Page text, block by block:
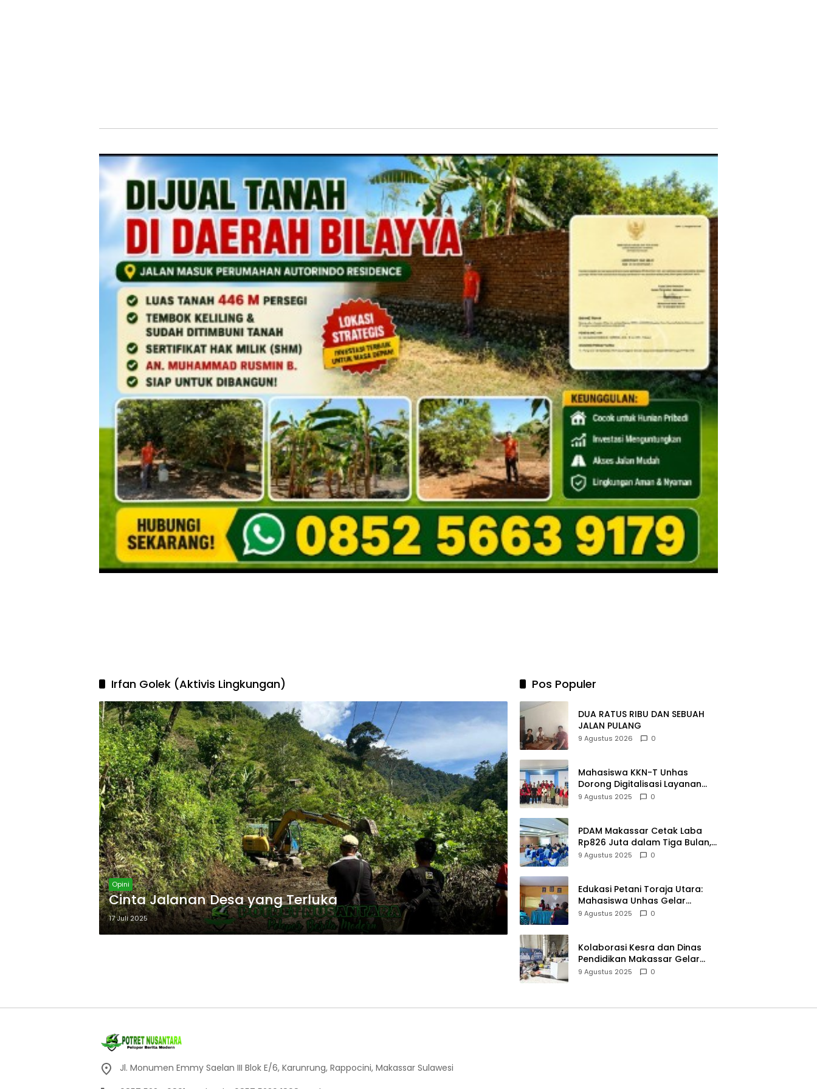
Irfan Golek (Aktivis Lingkungan)
Opini
Cinta Jalanan Desa yang Terluka
17 Juli 2025
Pos Populer
DUA RATUS RIBU DAN SEBUAH
JALAN PULANG
9 Agustus 2026 0
Mahasiswa KKN-T Unhas
Dorong Digitalisasi Layanan
Publik dan UMKM di Desa
9 Agustus 2025 0
PDAM Makassar Cetak Laba
Rp826 Juta dalam Tiga Bulan,
Bangkit dari Kerugian Rp5,2
9 Agustus 2025 0
Edukasi Petani Toraja Utara:
Mahasiswa Unhas Gelar
Sosialisasi Pengelolaan pH
9 Agustus 2025 0
Kolaborasi Kesra dan Dinas
Pendidikan Makassar Gelar
Expo Hifdzi Qur’an untuk Pelajar
9 Agustus 2025 0
Jl. Monumen Emmy Saelan III Blok E/6, Karunrung, Rappocini, Makassar Sulawesi